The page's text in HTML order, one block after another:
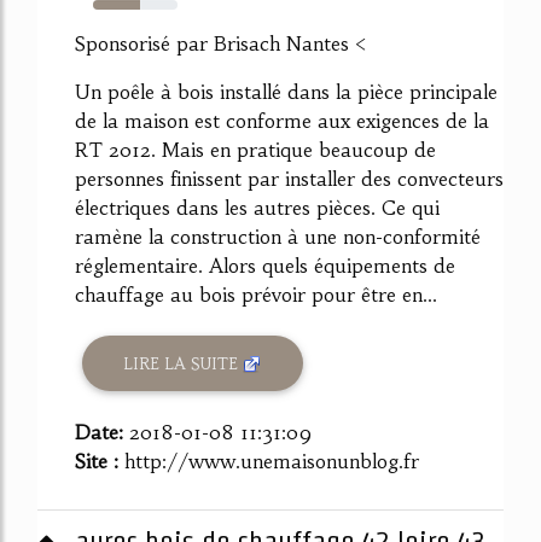
55%
Sponsorisé par Brisach Nantes <
Un poêle à bois installé dans la pièce principale
de la maison est conforme aux exigences de la
RT 2012. Mais en pratique beaucoup de
personnes finissent par installer des convecteurs
électriques dans les autres pièces. Ce qui
ramène la construction à une non-conformité
réglementaire. Alors quels équipements de
chauffage au bois prévoir pour être en...
LIRE LA SUITE
Date: 2018-01-08 11:31:09
Site : http://www.unemaisonunblog.fr